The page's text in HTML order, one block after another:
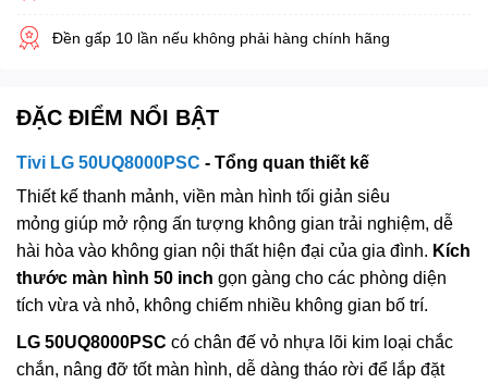
Đền gấp 10 lần nếu không phải hàng chính hãng
ĐẶC ĐIỂM NỔI BẬT
Tivi LG 50UQ8000PSC - Tổng quan thiết kế
Thiết kế thanh mảnh, viền màn hình tối giản siêu
mỏng giúp mở rộng ấn tượng không gian trải nghiệm, dễ
hài hòa vào không gian nội thất hiện đại của gia đình. Kích
thước màn hình 50 inch gọn gàng cho các phòng diện
tích vừa và nhỏ, không chiếm nhiều không gian bố trí.
LG 50UQ8000PSC có chân đế vỏ nhựa lõi kim loại chắc
chắn, nâng đỡ tốt màn hình, dễ dàng tháo rời để lắp đặt